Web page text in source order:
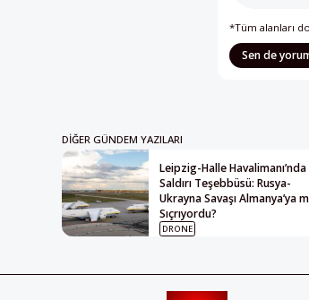
*Tüm alanları
Sen de
DIĞER GÜNDEM YAZILARI
Leipzig-Halle Havalimanı’nda
Saldırı Teşebbüsü: Rusya-
Ukrayna Savaşı Almanya’ya
Sıçrıyordu?
DRONE